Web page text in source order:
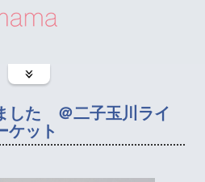
した ＠二子玉川ライ
ケット